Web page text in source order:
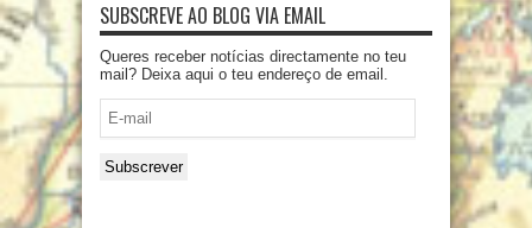
SUBSCREVE AO BLOG VIA EMAIL
Queres receber notícias directamente no teu
mail? Deixa aqui o teu endereço de email.
mail
Subscrever